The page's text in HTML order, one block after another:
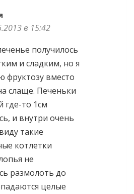
в 15:42
получилось
и сладким, но я
фруктозу вместо
слаще. Печеньки
где-то 1см
и внутри очень
такие
котлетки
не
размолоть до
целые